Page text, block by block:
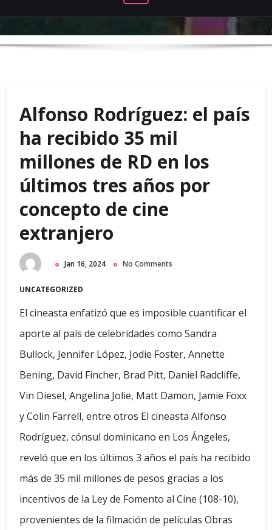
Alfonso Rodríguez: el país
ha recibido 35 mil
millones de RD en los
últimos tres años por
concepto de cine
extranjero
Jan 16, 2024 No Comments
UNCATEGORIZED
El cineasta enfatizó que es imposible cuantificar el
aporte al país de celebridades como Sandra
Bullock, Jennifer López, Jodie Foster, Annette
Bening, David Fincher, Brad Pitt, Daniel Radcliffe,
Vin Diesel, Angelina Jolie, Matt Damon, Jamie Foxx
y Colin Farrell, entre otros El cineasta Alfonso
Rodríguez, cónsul dominicano en Los Ángeles,
reveló que en los últimos 3 años el país ha recibido
más de 35 mil millones de pesos gracias a los
incentivos de la Ley de Fomento al Cine (108-10),
provenientes de la filmación de películas Obras